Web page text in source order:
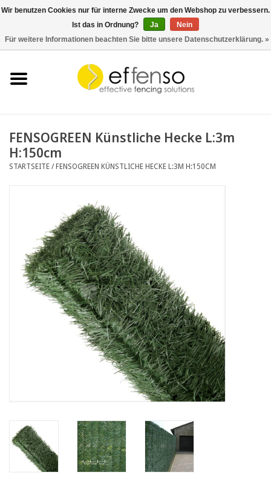
Beleuchtung
Schnäppchen
Dokumente
FENSOGREEN Künstliche Hecke L:3m
H:150cm
STARTSEITE /FENSOGREEN KÜNSTLICHE HECKE L:3M H:150CM
Wir benutzen Cookies nur für interne Zwecke um den Webshop zu verbessern.
Ist das in Ordnung?
Ja
Nein
Für weitere Informationen beachten Sie bitte unsere Datenschutzerklärung. »